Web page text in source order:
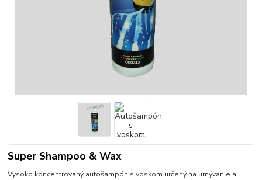
Super Shampoo & Wax
Vysoko koncentrovaný autošampón s voskom určený na umývanie a